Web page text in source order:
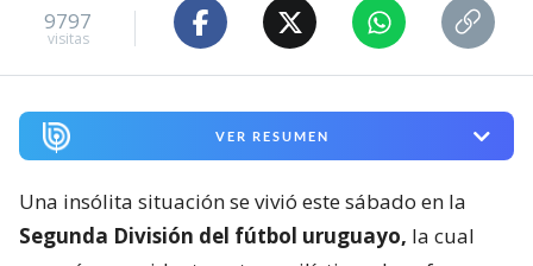
9797
visitas
VER RESUMEN
Una insólita situación se vivió este sábado en la
Segunda División del fútbol uruguayo, la cual